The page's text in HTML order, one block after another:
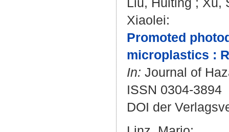
Xiaolei:
Promoted
microplastics :
In: Journal of
ISSN 0304-3894
DOI der